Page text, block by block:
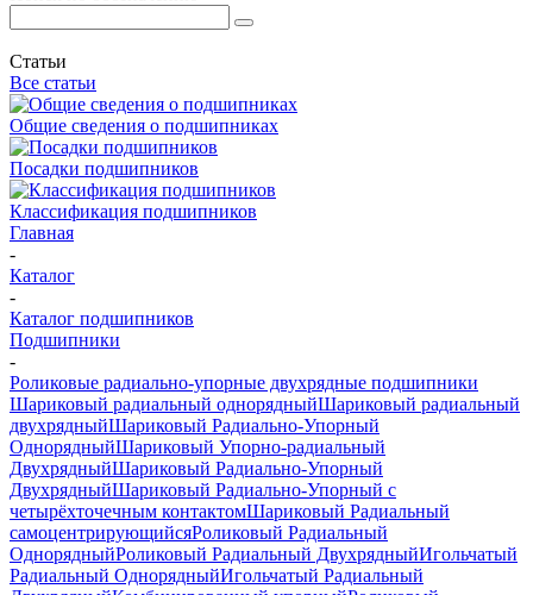
Статьи
Все статьи
Общие сведения о подшипниках
Посадки подшипников
Классификация подшипников
Главная
-
Каталог
-
Каталог подшипников
Подшипники
-
Роликовые радиально-упорные двухрядные подшипники
Шариковый радиальный однорядныйШариковый радиальный
двухрядныйШариковый Радиально-Упорный
ОднорядныйШариковый Упорно-радиальный
ДвухрядныйШариковый Радиально-Упорный
ДвухрядныйШариковый Радиально-Упорный с
четырёхточечным контактомШариковый Радиальный
самоцентрирующийсяРоликовый Радиальный
ОднорядныйРоликовый Радиальный ДвухрядныйИгольчатый
Радиальный ОднорядныйИгольчатый Радиальный